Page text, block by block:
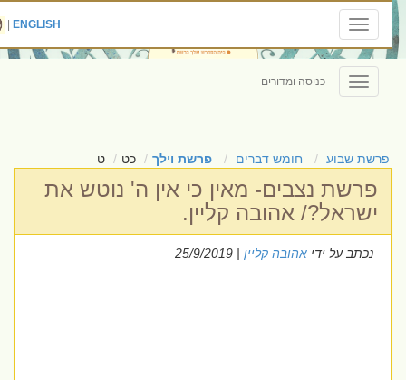
Toggle
navigation
ENGLISH
|
Toggle
navigation
כניסה ומדורים
פרשת שבוע חומש דברים פרשת וילך כט ט
פרשת נצבים- מאין כי אין ה' נוטש את
ישראל?/ אהובה קליין.
נכתב על ידיאהובה קליין| 25/9/2019